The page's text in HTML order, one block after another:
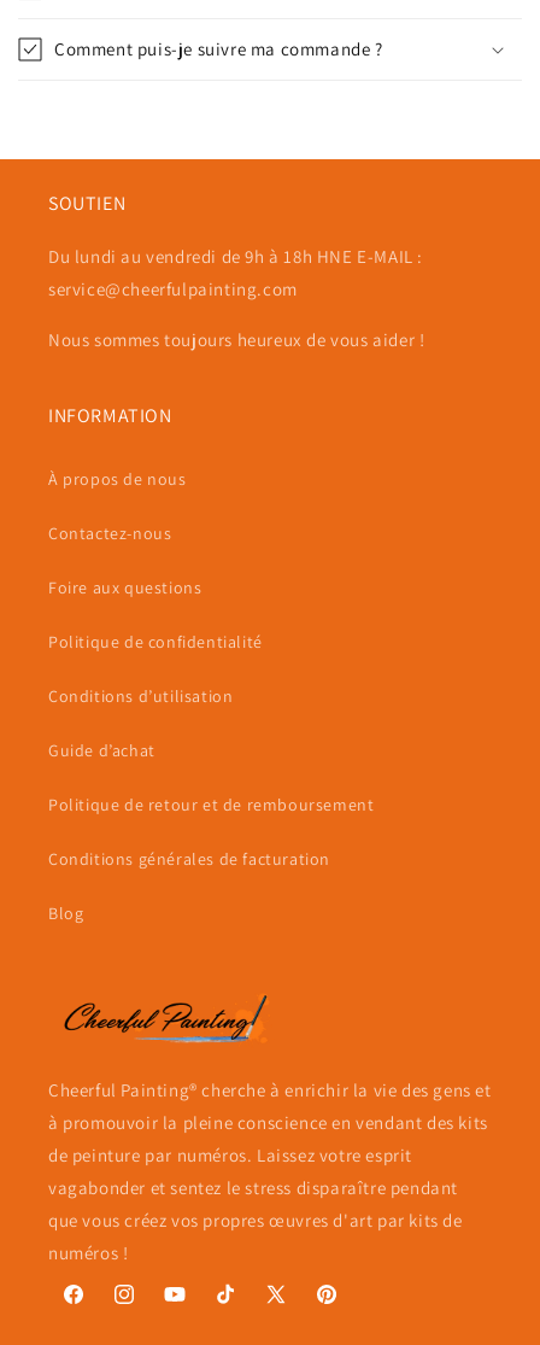
Comment puis-je suivre ma commande ?
SOUTIEN
Du lundi au vendredi de 9h à 18h HNE E-MAIL :
service@cheerfulpainting.com
Nous sommes toujours heureux de vous aider !
INFORMATION
À propos de nous
Contactez-nous
Foire aux questions
Politique de confidentialité
Conditions d’utilisation
Guide d’achat
Politique de retour et de remboursement
Conditions générales de facturation
Blog
Cheerful Painting® cherche à enrichir la vie des gens et
à promouvoir la pleine conscience en vendant des kits
de peinture par numéros. Laissez votre esprit
vagabonder et sentez le stress disparaître pendant
que vous créez vos propres œuvres d'art par kits de
numéros !
FacebookInstagramYouTubeTikTok
X
Pinterest